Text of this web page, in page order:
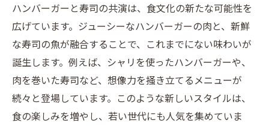
ハンバーガーと寿司の共演は、食文化の新たな可能性を
広げています。ジューシーなハンバーガーの肉と、新鮮
な寿司の魚が融合することで、これまでにない味わいが
誕生します。例えば、シャリを使ったハンバーガーや、
肉を巻いた寿司など、想像力を掻き立てるメニューが
続々と登場しています。このような新しいスタイルは、
食の楽しみを増やし、若い世代にも人気を集めていま